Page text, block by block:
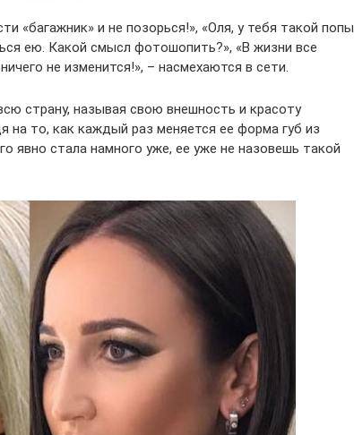
«багажник» и не позорься!», «Оля, у тебя такой попы
ею. Какой смысл фотошопить?», «В жизни все
не изменится!», – насмехаются в сети.
страну, называя свою внешность и красоту
на то, как каждый раз меняется ее форма губ из
явно стала намного уже, ее уже не назовешь такой